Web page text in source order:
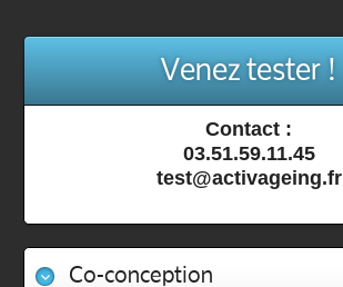
Venez tester !
Contact :
03.51.59.11.45
test@activageing.fr
Co-conception